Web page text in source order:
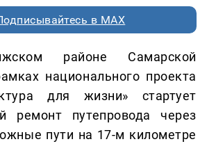
в MAX
районе Самарской
национального проекта
для жизни» стартует
ремонт путепровода через
пути на 17-м километре